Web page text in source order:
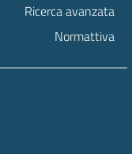
Ricerca avanzata
Normattiva